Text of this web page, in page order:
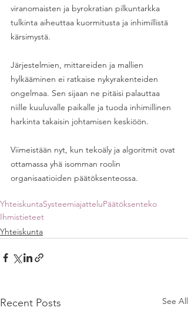
viranomaisten ja byrokratian pilkuntarkka
tulkinta aiheuttaa kuormitusta ja inhimillistä
kärsimystä.
Järjestelmien, mittareiden ja mallien
hylkääminen ei ratkaise nykyrakenteiden
ongelmaa. Sen sijaan ne pitäisi palauttaa
niille kuuluvalle paikalle ja tuoda inhimillinen
harkinta takaisin johtamisen keskiöön.
Viimeistään nyt, kun tekoäly ja algoritmit ovat
ottamassa yhä isomman roolin
organisaatioiden päätöksenteossa.
YhteiskuntaSysteemiajatteluPäätöksenteko
Ihmistieteet
Yhteiskunta
Recent Posts See All